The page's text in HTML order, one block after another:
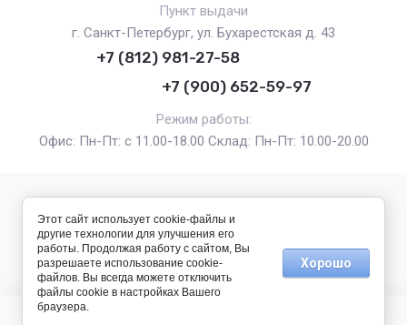
Пункт выдачи
г. Санкт-Петербург, ул. Бухарестская д. 43
+7 (812) 981-27-58
+7 (900) 652-59-97
Режим работы:
Офис: Пн-Пт: с 11.00-18.00 Склад: Пн-Пт: 10.00-20.00
2017 - 2026 — RoomMebel г. Санкт-Петербург
Этот сайт использует cookie-файлы и
другие технологии для улучшения его
работы. Продолжая работу с сайтом, Вы
разрешаете использование cookie-
файлов. Вы всегда можете отключить
файлы cookie в настройках Вашего
браузера.
Хорошо